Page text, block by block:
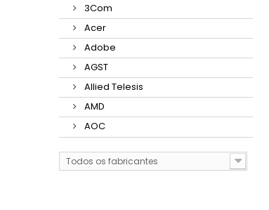
3Com
Acer
Adobe
AGST
Allied Telesis
AMD
AOC
Todos os fabricantes